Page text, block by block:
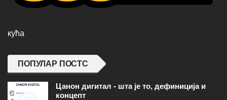
кућа
ПОПУЛАР ПОСТС
Цанон дигитал - шта је то, дефиниција и
концепт